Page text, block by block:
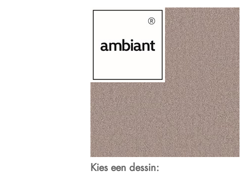
Kies een dessin: